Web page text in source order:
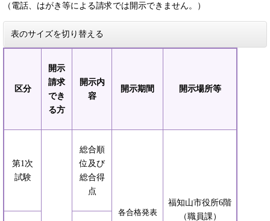
（電話、はがき等による請求では開示できません。）
表のサイズを切り替える
区分
開示
請求
でき
る方
開示内
容
開示期間 開示場所等
第1次
試験
総合順
位及び
総合得
点
各合格発表
福知山市役所6階
（職員課）